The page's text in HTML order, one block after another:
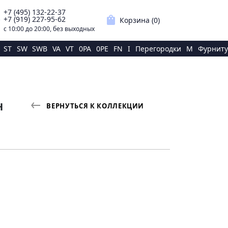
+7 (495) 132-22-37
+7 (919) 227-95-62
с 10:00 до 20:00, без выходных
shopping_bag Корзина (0)
ST SW SWB VA VT 0PA 0PE FN I Перегородки M
ВЕРНУТЬСЯ К КОЛЛЕКЦИИ